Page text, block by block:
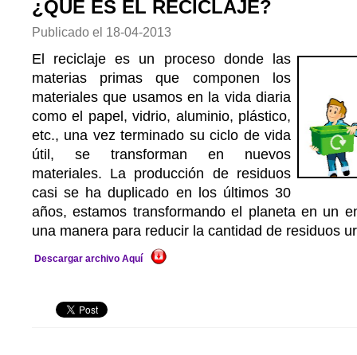
¿QUÉ ES EL RECICLAJE?
Publicado el 18-04-2013
El reciclaje es un proceso donde las
materias primas que componen los
materiales que usamos en la vida diaria
como el papel, vidrio, aluminio, plástico,
etc., una vez terminado su ciclo de vida
útil, se transforman en nuevos
materiales. La producción de residuos
casi se ha duplicado en los últimos 30
años, estamos transformando el planeta en un
una manera para reducir la cantidad de residuos
Descargar archivo Aquí